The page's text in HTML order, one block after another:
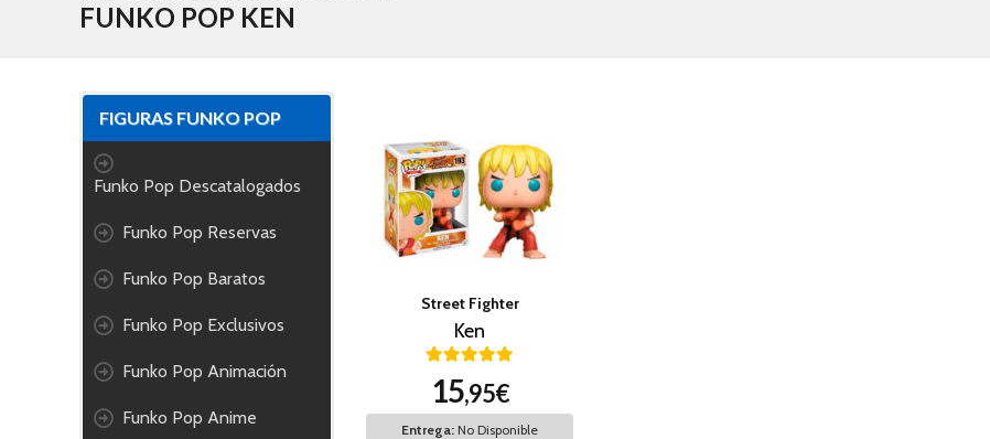
FUNKO POP KEN
FIGURAS FUNKO POP
Funko Pop Descatalogados
Funko Pop Reservas
Funko Pop Baratos
Funko Pop Exclusivos
Funko Pop Animación
Funko Pop Anime
Street Fighter
Ken
15,95€
Entrega: No Disponible